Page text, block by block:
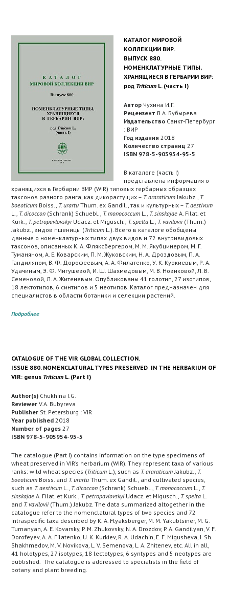
КАТАЛОГ МИРОВОЙ
КОЛЛЕКЦИИ ВИР.
ВЫПУСК 880.
НОМЕНКЛАТУРНЫЕ ТИПЫ,
ХРАНЯЩИЕСЯ В ГЕРБАРИИ ВИР:
род Triticum L. (часть I)
Автор Чухина И.Г.
Рецензент В.А. Бубырева
Издательство Санкт-Петербург
: ВИР
Год издания 2018
Количество страниц 27
ISBN 978-5-905954-95-5
В каталоге (часть I)
представлена информация о
хранящихся в Гербарии ВИР (WIR) типовых гербарных образцах
таксонов разного ранга, как дикорастущих – T. araraticumJakubz., T.
boeoticum Boiss., T. urartu Thum. ex Gandil., так и культурных – T. aestivum
L., T. dicoccon (Schrank) Schuebl., T. monococcum L., T. sinskajae A. Filat. et
Kurk., T. petropavlovskyiUdacz. et Migusch., T. spelta L., T. vavilovii(Thum.)
Jakubz., видов пшеницы (Triticum L.). Всего в каталоге обобщены
данные о номенклатурных типах двух видов и 72 внутривидовых
таксонов, описанных К. А. Фляксбергером, М. М. Якубцинером, М. Г.
Туманяном, А. Е. Коварским, П. М. Жуковским, Н. А. Дроздовым, П. А.
Гандиляном, В. Ф. Дорофеевым, А. А. Филатенко, У. К. Куркиевым, Р. А.
Удачиным, Э. Ф. Мигушевой, И. Ш. Шахмедовым, М. В. Новиковой, Л. В.
Семеновой, Л. А. Житеневым. Опубликованы 41 голотип, 27 изотипов,
18 лектотипов, 6 синтипов и 5 неотипов. Каталог предназначен для
специалистов в области ботаники и селекции растений.
Подробнее
CATALOGUE OF THE VIR GLOBAL COLLECTION.
ISSUE 880. NOMENCLATURAL TYPES PRESERVED IN THE HERBARIUM OF
VIR: genus Triticum L. (Part I)
Author(s) Chukhina I.G.
Reviewer V.A. Bubyreva
Publisher St. Petersburg : VIR
Year published 2018
Number of pages 27
ISBN 978-5-905954-95-5
The catalogue (Part I) contains information on the type specimens of
wheat preserved in VIR’s herbarium (WIR). They represent taxa of various
ranks: wild wheat species (Triticum L.), such as T. araraticumJakubz., T.
boeoticum Boiss. and T. urartu Thum. ex Gandil., and cultivated species,
such as T. aestivum L., T. dicoccon (Schrank) Schuebl., T. monococcum L., T.
sinskajae A. Filat. et Kurk., T. petropavlovskyiUdacz. et Migusch., T. spelta L.
and T. vavilovii(Thum.) Jakubz. The data summarized altogether in the
catalogue refer to the nomenclatural types of two species and 72
intraspecific taxa described by K. A. Flyaksberger, M. M. Yakubtsiner, M. G.
Tumanyan, A. E. Kovarsky, P. M. Zhukovsky, N. A. Drozdov, P. A. Gandilyan, V. F.
Dorofeyev, A. A. Filatenko, U. K. Kurkiev, R. A. Udachin, E. F. Migusheva, I. Sh.
Shakhmedov, M. V. Novikova, L. V. Semenova, L. A. Zhitenev, etc. All in all,
41 holotypes, 27 isotypes, 18 lectotypes, 6 syntypes and 5 neotypes are
published. The catalogue is addressed to specialists in the field of
botany and plant breeding.